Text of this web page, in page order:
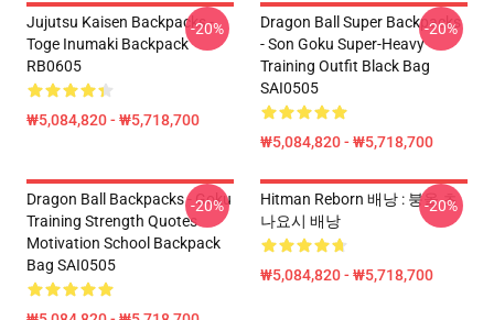
Jujutsu Kaisen Backpacks -
Toge Inumaki Backpack
RB0605
₩5,084,820 - ₩5,718,700
-20%
Dragon Ball Super Backpacks
- Son Goku Super-Heavy
Training Outfit Black Bag
SAI0505
₩5,084,820 - ₩5,718,700
-20%
Dragon Ball Backpacks - Goku
Training Strength Quotes
Motivation School Backpack
Bag SAI0505
-20%
Hitman Reborn 배낭 : 붕올 츠
나요시 배낭
₩5,084,820 - ₩5,718,700
-20%